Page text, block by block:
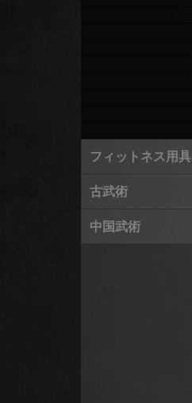
フィットネス用具
古武術
中国武術